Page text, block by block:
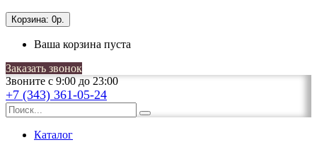
Корзина: 0р.
Ваша корзина пуста
Заказать звонок
Звоните с 9:00 до 23:00
+7 (343) 361-05-24
Каталог